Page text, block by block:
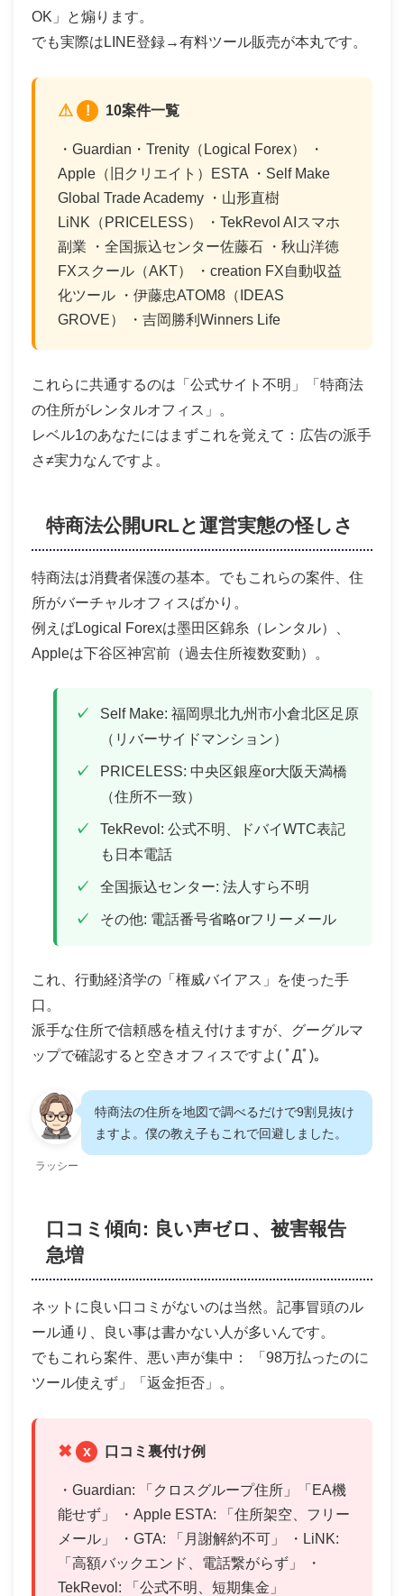
OK」と煽ります。
でも実際はLINE登録→有料ツール販売が本丸です。
! 10案件一覧
・Guardian・Trenity（Logical Forex） ・
Apple（旧クリエイト）ESTA ・Self Make
Global Trade Academy ・山形直樹
LiNK（PRICELESS） ・TekRevol AIスマホ
副業 ・全国振込センター佐藤石 ・秋山洋徳
FXスクール（AKT） ・creation FX自動収益
化ツール ・伊藤忠ATOM8（IDEAS
GROVE） ・吉岡勝利Winners Life
これらに共通するのは「公式サイト不明」「特商法
の住所がレンタルオフィス」。
レベル1のあなたにはまずこれを覚えて：広告の派手
さ≠実力なんですよ。
特商法公開URLと運営実態の怪しさ
特商法は消費者保護の基本。でもこれらの案件、住
所がバーチャルオフィスばかり。
例えばLogical Forexは墨田区錦糸（レンタル）、
Appleは下谷区神宮前（過去住所複数変動）。
Self Make: 福岡県北九州市小倉北区足原
（リバーサイドマンション）
PRICELESS: 中央区銀座or大阪天満橋
（住所不一致）
TekRevol: 公式不明、ドバイWTC表記
も日本電話
全国振込センター: 法人すら不明
その他: 電話番号省略orフリーメール
これ、行動経済学の「権威バイアス」を使った手
口。
派手な住所で信頼感を植え付けますが、グーグルマ
ップで確認すると空きオフィスですよ( ﾟДﾟ)。
ラッシー
特商法の住所を地図で調べるだけで9割見抜け
ますよ。僕の教え子もこれで回避しました。
口コミ傾向: 良い声ゼロ、被害報告
急増
ネットに良い口コミがないのは当然。記事冒頭のル
ール通り、良い事は書かない人が多いんです。
でもこれら案件、悪い声が集中： 「98万払ったのに
ツール使えず」「返金拒否」。
x 口コミ裏付け例
・Guardian: 「クロスグループ住所」「EA機
能せず」 ・Apple ESTA: 「住所架空、フリー
メール」 ・GTA: 「月謝解約不可」 ・LiNK:
「高額バックエンド、電話繋がらず」 ・
TekRevol: 「公式不明、短期集金」